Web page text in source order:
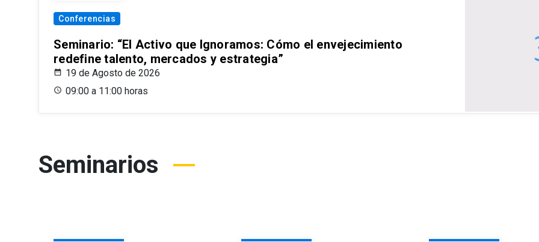
Conferencias
Seminario: “El Activo que Ignoramos: Cómo el envejecimiento
redefine talento, mercados y estrategia”
19 de Agosto de 2026
09:00 a 11:00 horas
Seminarios